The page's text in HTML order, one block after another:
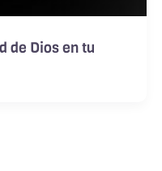
de Dios en tu